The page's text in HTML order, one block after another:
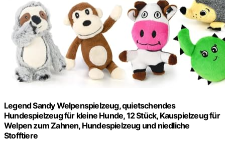
Legend Sandy Welpenspielzeug, quietschendes
Hundespielzeug für kleine Hunde, 12 Stück, Kauspielzeug für
Welpen zum Zahnen, Hundespielzeug und niedliche
Stofftiere